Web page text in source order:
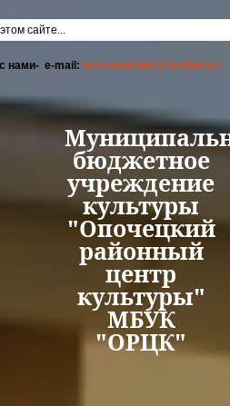
поиска
нами- e-mail: orck-opochka@rambler.ru
бюджетное
учреждение
культуры
"Опочецкий
районный
центр
культуры"
МБУК
"ОРЦК"